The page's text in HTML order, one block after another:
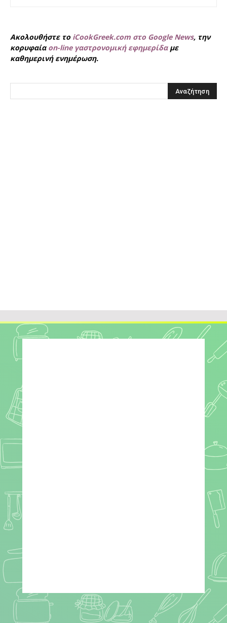
Ακολουθήστε το iCookGreek.com στο Google News, την
κορυφαία on-line γαστρονομική εφημερίδαμε
καθημερινή ενημέρωση.